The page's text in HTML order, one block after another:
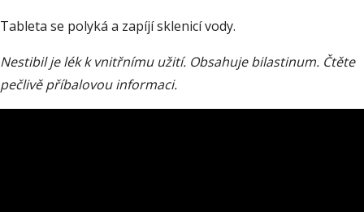
Tableta se polyká a zapíjí sklenicí vody.
Nestibil je lék k vnitřnímu užití. Obsahuje bilastinum. Čtěte
pečlivě příbalovou informaci.